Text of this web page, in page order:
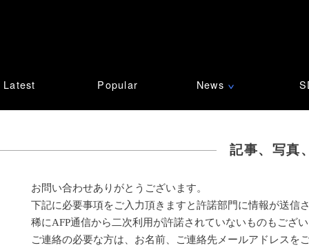
Latest Popular News ∨
記事、写真
お問い合わせありがとうございます。
下記に必要事項をご入力頂きますと許諾部門に情報が送信
稀にAFP通信から二次利用が許諾されていないものもござ
ご連絡の必要な方は、お名前、ご連絡先メールアドレスを